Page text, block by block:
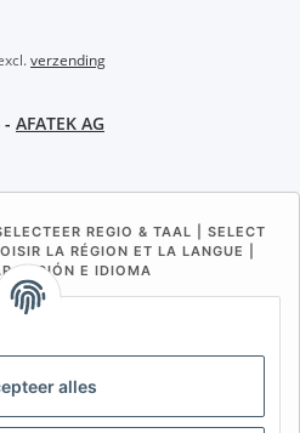
alles
verzending
AFATEK AG
REGIO & TAAL | SELECT
LA RÉGION ET LA LANGUE |
REGIÓN E IDIOMA
BE (FR) NL